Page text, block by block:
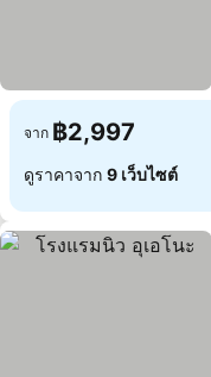
จาก ฿2,997
ดูราคาจาก 9 เว็บไซต์